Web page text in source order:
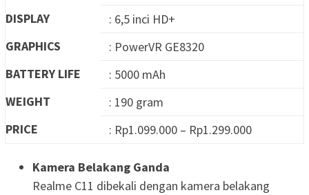
DISPLAY
: 6,5 inci HD+
GRAPHICS
: PowerVR GE8320
BATTERY LIFE
: 5000 mAh
WEIGHT
: 190 gram
PRICE
: Rp1.099.000 – Rp1.299.000
Kamera Belakang Ganda
Realme C11 dibekali dengan kamera belakang